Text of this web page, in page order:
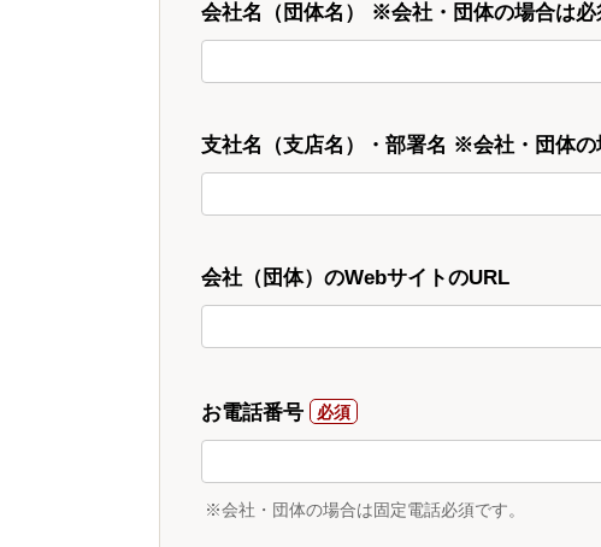
会社名（団体名） ※会社・団体の場合は必
支社名（支店名）・部署名 ※会社・団体の
会社（団体）のWebサイトのURL
お電話番号
※会社・団体の場合は固定電話必須です。